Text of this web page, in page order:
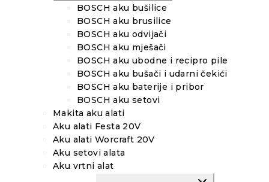
BOSCH aku bušilice
BOSCH aku brusilice
BOSCH aku odvijači
BOSCH aku mješači
BOSCH aku ubodne i recipro pile
BOSCH aku bušači i udarni čekići
BOSCH aku baterije i pribor
BOSCH aku setovi
Makita aku alati
Aku alati Festa 20V
Aku alati Worcraft 20V
Aku setovi alata
Aku vrtni alat